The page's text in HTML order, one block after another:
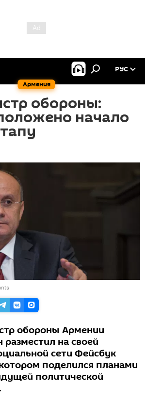
Армения
РУС
обороны:
начало
обороны Армении
разместил на своей
сети Фейсбук
поделился планами
политической